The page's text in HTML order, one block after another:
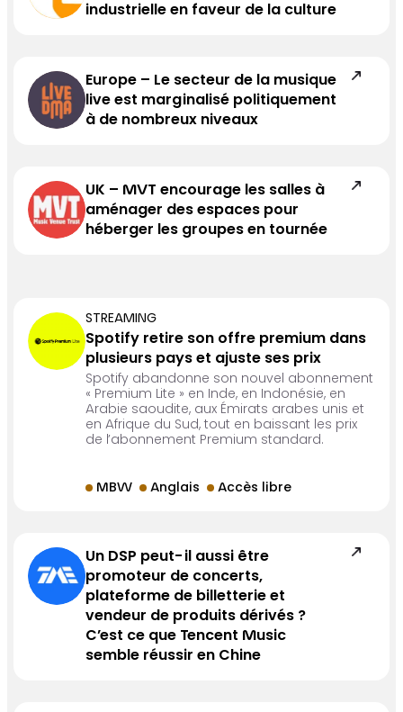
industrielle en faveur de la culture
Europe – Le secteur de la musique
live est marginalisé politiquement
à de nombreux niveaux
UK – MVT encourage les salles à
aménager des espaces pour
héberger les groupes en tournée
STREAMING
Spotify retire son offre premium dans
plusieurs pays et ajuste ses prix
Spotify abandonne son nouvel abonnement
« Premium Lite » en Inde, en Indonésie, en
Arabie saoudite, aux Émirats arabes unis et
en Afrique du Sud, tout en baissant les prix
de l’abonnement Premium standard.
MBW Anglais Accès libre
Un DSP peut-il aussi être
promoteur de concerts,
plateforme de billetterie et
vendeur de produits dérivés ?
C’est ce que Tencent Music
semble réussir en Chine